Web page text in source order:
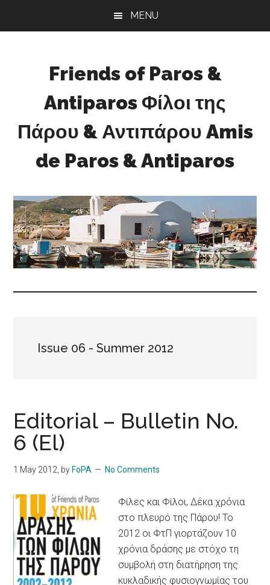
MENU
Friends of Paros &
Antiparos Φίλοι της
Πάρου & Αντιπάρου Amis
de Paros & Antiparos
development
for
Paros
&
Antiparos
Issue 06 - Summer 2012
Editorial – Bulletin No.
6 (El)
1 May 2012, by FoPA No Comments
Φίλες και Φίλοι, Δέκα χρόνια
στο πλευρό της Πάρου! Το
2012 οι ΦτΠ γιορτάζουν 10
χρόνια δράσης με στόχο τη
συμβολή στη διατήρηση της
κυκλαδικής φυσιογνωμίας του